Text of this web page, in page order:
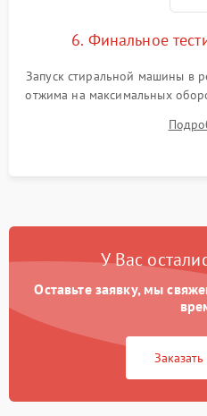
6. Финальное
Запуск стиральной машины в
отжима на максимальных
корректности слива,
посторонних стуков и
У Вас
Оставьте заявку, мы